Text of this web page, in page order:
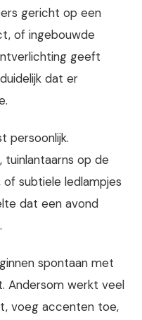
gericht op een
of ingebouwde
geeft
dat er
persoonlijk.
tuinlantaarns op de
of subtiele ledlampjes
dat een avond
spontaan met
Andersom werkt veel
voeg accenten toe,